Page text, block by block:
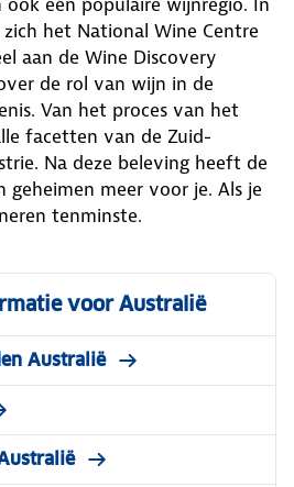
het National Wine Centre
aan de Wine Discovery
de rol van wijn in de
Van het proces van het
facetten van de Zuid-
Na deze beleving heeft de
geheimen meer voor je. Als je
tenminste.
voor Australië
Australië